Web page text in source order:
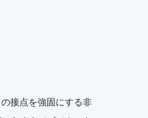
接点を強固にする非